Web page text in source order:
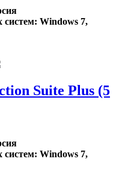
систем: Windows 7,
Suite Plus (5
систем: Windows 7,